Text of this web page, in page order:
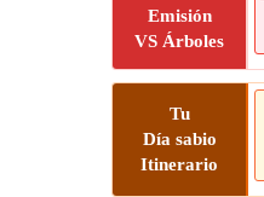
Emisión
VS Árboles
Tu
Día sabio
Itinerario